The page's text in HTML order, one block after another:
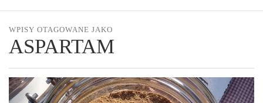
WPISY OTAGOWANE JAKO
ASPARTAM